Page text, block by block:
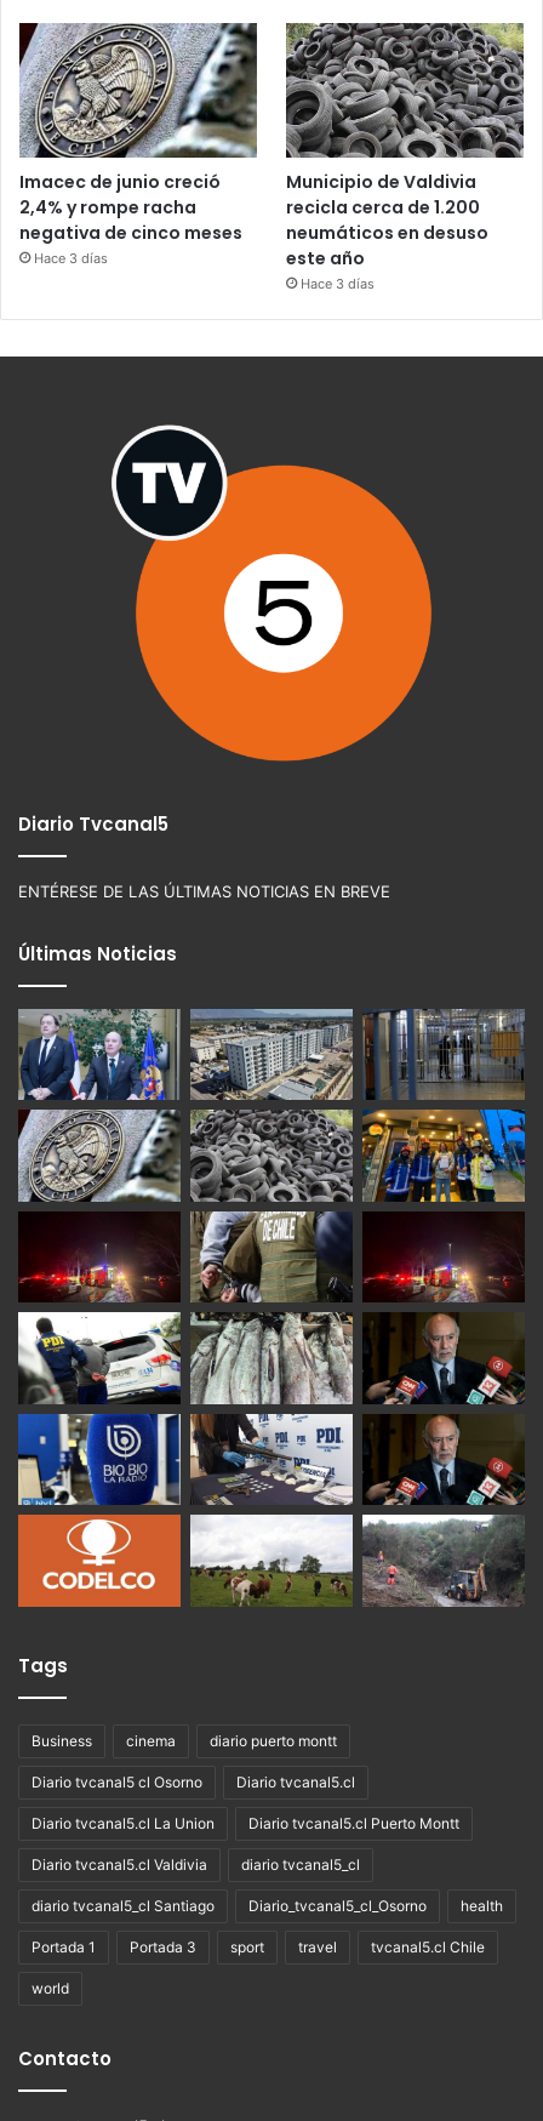
Imacec de junio creció
2,4% y rompe racha
negativa de cinco meses
Hace 3 días
Municipio de Valdivia
recicla cerca de 1.200
neumáticos en desuso
este año
Hace 3 días
Diario Tvcanal5
ENTÉRESE DE LAS ÚLTIMAS NOTICIAS EN BREVE
Últimas Noticias
Tags
Business cinema diario puerto montt
Diario tvcanal5 cl Osorno Diario tvcanal5.cl
Diario tvcanal5.cl La Union Diario tvcanal5.cl Puerto Montt
Diario tvcanal5.cl Valdivia diario tvcanal5_cl
diario tvcanal5_cl Santiago Diario_tvcanal5_cl_Osorno health
Portada 1 Portada 3 sport travel tvcanal5.cl Chile
world
Contacto